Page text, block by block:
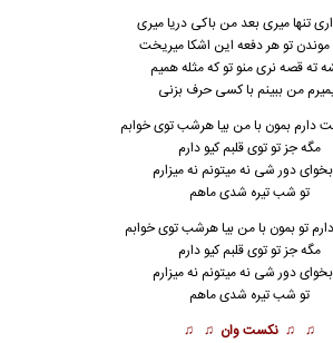
تنها میری بعد من باکی دریا میری
تو هر دفعه این اشکا میریخت
ته قصه نری منو تو که مثله همیم
من ببینم با کسی حرف بزنی
دارم بمون با من بیا هرشب توی خوابم
مگه جز تو توی قلبم کیو دارم
دور شی نه میتونم نه میزارم
تو شب تیره شدی ماهم
تو بمون با من بیا هرشب توی خوابم
مگه جز تو توی قلبم کیو دارم
دور شی نه میتونم نه میزارم
تو شب تیره شدی ماهم
♫ ♫ نکست وان ♫ ♫